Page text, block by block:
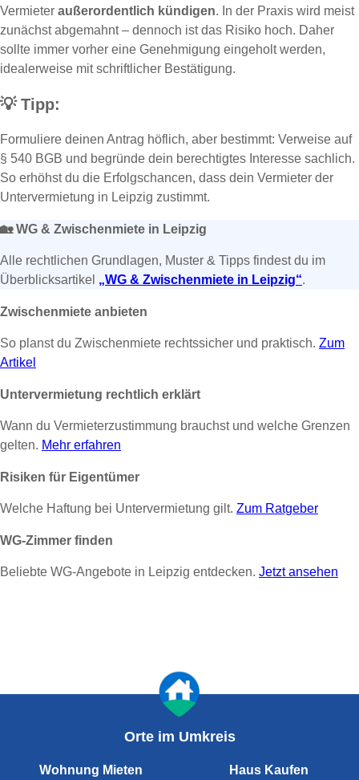
Vermieter außerordentlich kündigen. In der Praxis wird meist
zunächst abgemahnt – dennoch ist das Risiko hoch. Daher
sollte immer vorher eine Genehmigung eingeholt werden,
idealerweise mit schriftlicher Bestätigung.
💡Tipp:
Formuliere deinen Antrag höflich, aber bestimmt: Verweise auf
§ 540 BGB und begründe dein berechtigtes Interesse sachlich.
So erhöhst du die Erfolgschancen, dass dein Vermieter der
Untervermietung in Leipzig zustimmt.
🏡WG & Zwischenmiete in Leipzig
Alle rechtlichen Grundlagen, Muster & Tipps findest du im
Überblicksartikel „WG & Zwischenmiete in Leipzig“.
Zwischenmiete anbieten
So planst du Zwischenmiete rechtssicher und praktisch. Zum
Artikel
Untervermietung rechtlich erklärt
Wann du Vermieterzustimmung brauchst und welche Grenzen
gelten. Mehr erfahren
Risiken für Eigentümer
Welche Haftung bei Untervermietung gilt. Zum Ratgeber
WG-Zimmer finden
Beliebte WG-Angebote in Leipzig entdecken. Jetzt ansehen
Orte im Umkreis
Wohnung Mieten Haus Kaufen